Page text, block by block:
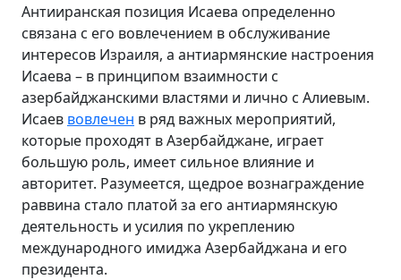
Антииранская позиция Исаева определенно
связана с его вовлечением в обслуживание
интересов Израиля, а антиармянские настроения
Исаева – в принципом взаимности с
азербайджанскими властями и лично с Алиевым.
Исаев вовлечен в ряд важных мероприятий,
которые проходят в Азербайджане, играет
большую роль, имеет сильное влияние и
авторитет. Разумеется, щедрое вознаграждение
раввина стало платой за его антиармянскую
деятельность и усилия по укреплению
международного имиджа Азербайджана и его
президента.